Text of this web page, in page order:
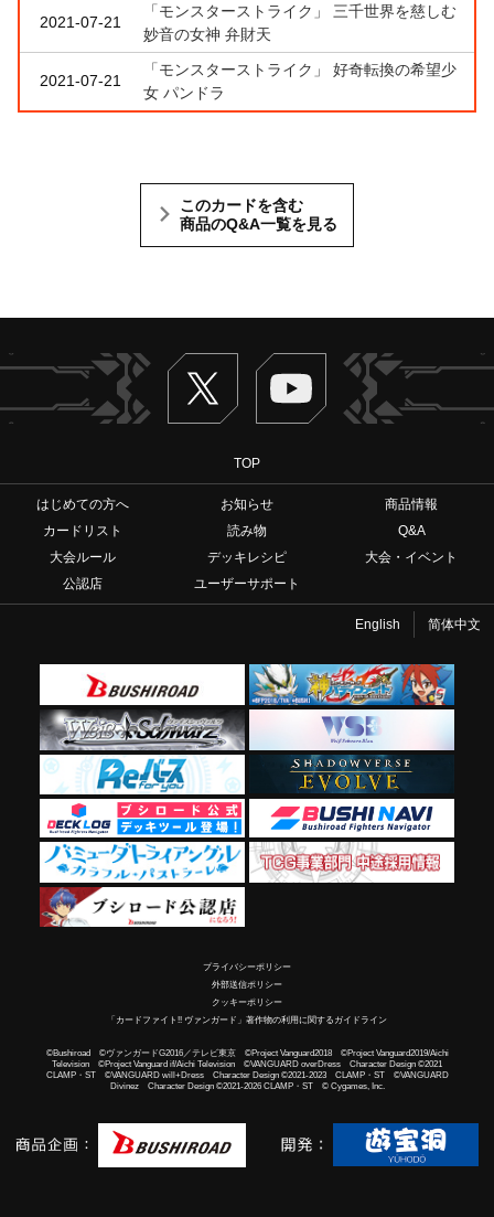
2021-07-21
「モンスターストライク」 三千世界を慈しむ
妙音の女神 弁財天
2021-07-21
「モンスターストライク」 好奇転換の希望少
女 パンドラ
このカードを含む
商品のQ&A一覧を見る
Twitter ヴァンガードch
TOP
はじめての方へ お知らせ
商品情報
カードリスト
読み物
Q&A
大会ルール
デッキレシピ
大会・イベント
公認店
ユーザーサポート
English 简体中文
プライバシーポリシー
外部送信ポリシー
クッキーポリシー
「カードファイト!! ヴァンガード」著作物の利用に関するガイドライン
©Bushiroad ©ヴァンガードG2016／テレビ東京 ©Project Vanguard2018 ©Project Vanguard2019/Aichi
Television ©Project Vanguard if/Aichi Television ©VANGUARD overDress Character Design ©2021
CLAMP・ST ©VANGUARD will+Dress Character Design ©2021-2023 CLAMP・ST ©VANGUARD
Divinez Character Design ©2021-2026 CLAMP・ST © Cygames, Inc.